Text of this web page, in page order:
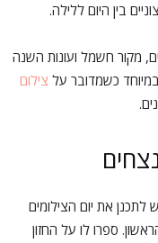
בין היום ללילה.
מקור חשמל ועונות השנה
כשמדובר על צילום
לתכנן את יום הצילומים
ספרו לו על החזון